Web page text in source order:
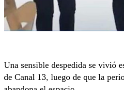
Una sensible despedida se vivió
de Canal 13, luego de que la